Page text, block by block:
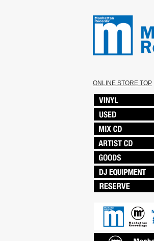
ONLINE STORE TOP